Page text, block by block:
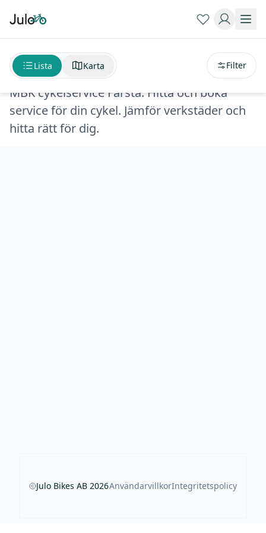
MBK cykelservice Farsta
MBK cykelservice Farsta. Hitta och boka
service för din cykel. Jämför verkstäder och
hitta rätt för dig.
Lista Karta Filter
avstånd
Julo Bikes AB 2026AnvändarvillkorIntegritetspolicy